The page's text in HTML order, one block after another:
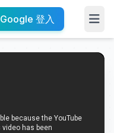
Google 登入